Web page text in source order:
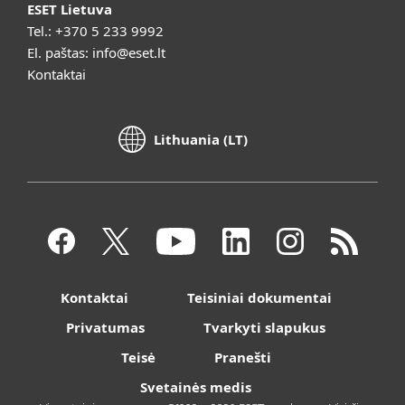
ESET Lietuva
Tel.: +370 5 233 9992
El. paštas: info@eset.lt
Kontaktai
Lithuania (LT)
Kontaktai
Teisiniai dokumentai
Privatumas
Tvarkyti slapukus
Teisė
Pranešti
Svetainės medis